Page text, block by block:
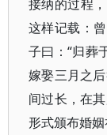
接纳的过程
这样记载：
子曰：“归葬
嫁娶三月之
间过长，在
形式颁布婚